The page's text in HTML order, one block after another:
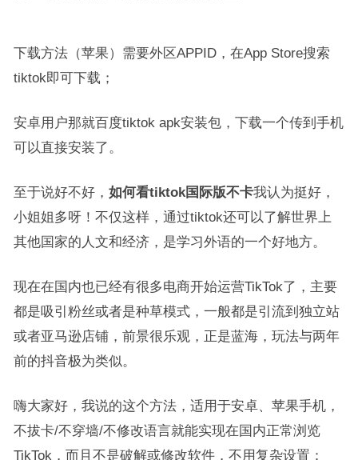
下载方法（苹果）需要外区APPID，在App Store搜索
tiktok即可下载；
安卓用户那就百度tiktok apk安装包，下载一个传到手机
可以直接安装了。
至于说好不好， 如何看tiktok国际版不卡我认为挺好，
小姐姐多呀！不仅这样，通过tiktok还可以了解世界上
其他国家的人文和经济，是学习外语的一个好地方。
现在在国内也已经有很多电商开始运营TikTok了，主要
都是吸引粉丝或者是种草模式，一般都是引流到独立站
或者亚马逊店铺，前景很乐观，正是蓝海，玩法与两年
前的抖音极为类似。
嗨大家好，我说的这个方法，适用于安卓、苹果手机，
不拔卡/不穿墙/不修改语言就能实现在国内正常浏览
TikTok，而且不是破解或修改软件，不用复杂设置：